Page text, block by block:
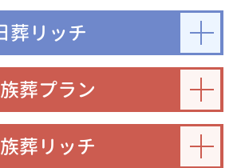
葬リッチ
葬プラン
葬リッチ